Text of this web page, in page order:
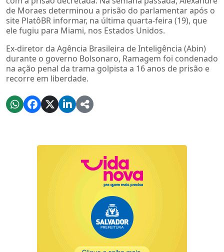
de Moraes determinou a prisão do parlamentar após o
site PlatôBR informar, na última quarta-feira (19), que
ele fugiu para Miami, nos Estados Unidos.
Ex-diretor da Agência Brasileira de Inteligência (Abin)
durante o governo Bolsonaro, Ramagem foi condenado
na ação penal da trama golpista a 16 anos de prisão e
recorre em liberdade.